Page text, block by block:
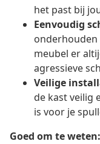
het past bij
Eenvoudig
onderhouden
meubel er
agressieve
Veilige
de kast veilig
is voor je
Goed om te weten: